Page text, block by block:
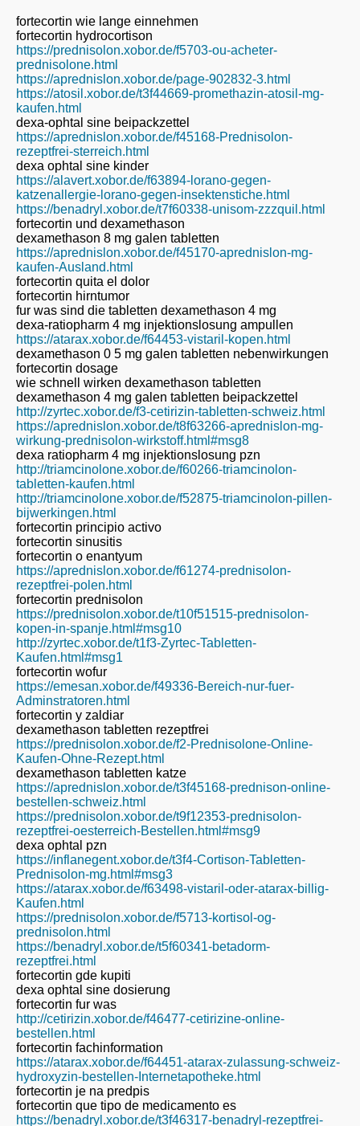
fortecortin wie lange einnehmen
fortecortin hydrocortison
https://prednisolon.xobor.de/f5703-ou-acheter-
prednisolone.html
https://aprednislon.xobor.de/page-902832-3.html
https://atosil.xobor.de/t3f44669-promethazin-atosil-mg-
kaufen.html
dexa-ophtal sine beipackzettel
https://aprednislon.xobor.de/f45168-Prednisolon-
rezeptfrei-sterreich.html
dexa ophtal sine kinder
https://alavert.xobor.de/f63894-lorano-gegen-
katzenallergie-lorano-gegen-insektenstiche.html
https://benadryl.xobor.de/t7f60338-unisom-zzzquil.html
fortecortin und dexamethason
dexamethason 8 mg galen tabletten
https://aprednislon.xobor.de/f45170-aprednislon-mg-
kaufen-Ausland.html
fortecortin quita el dolor
fortecortin hirntumor
fur was sind die tabletten dexamethason 4 mg
dexa-ratiopharm 4 mg injektionslosung ampullen
https://atarax.xobor.de/f64453-vistaril-kopen.html
dexamethason 0 5 mg galen tabletten nebenwirkungen
fortecortin dosage
wie schnell wirken dexamethason tabletten
dexamethason 4 mg galen tabletten beipackzettel
http://zyrtec.xobor.de/f3-cetirizin-tabletten-schweiz.html
https://aprednislon.xobor.de/t8f63266-aprednislon-mg-
wirkung-prednisolon-wirkstoff.html#msg8
dexa ratiopharm 4 mg injektionslosung pzn
http://triamcinolone.xobor.de/f60266-triamcinolon-
tabletten-kaufen.html
http://triamcinolone.xobor.de/f52875-triamcinolon-pillen-
bijwerkingen.html
fortecortin principio activo
fortecortin sinusitis
fortecortin o enantyum
https://aprednislon.xobor.de/f61274-prednisolon-
rezeptfrei-polen.html
fortecortin prednisolon
https://prednisolon.xobor.de/t10f51515-prednisolon-
kopen-in-spanje.html#msg10
http://zyrtec.xobor.de/t1f3-Zyrtec-Tabletten-
Kaufen.html#msg1
fortecortin wofur
https://emesan.xobor.de/f49336-Bereich-nur-fuer-
Adminstratoren.html
fortecortin y zaldiar
dexamethason tabletten rezeptfrei
https://prednisolon.xobor.de/f2-Prednisolone-Online-
Kaufen-Ohne-Rezept.html
dexamethason tabletten katze
https://aprednislon.xobor.de/t3f45168-prednison-online-
bestellen-schweiz.html
https://prednisolon.xobor.de/t9f12353-prednisolon-
rezeptfrei-oesterreich-Bestellen.html#msg9
dexa ophtal pzn
https://inflanegent.xobor.de/t3f4-Cortison-Tabletten-
Prednisolon-mg.html#msg3
https://atarax.xobor.de/f63498-vistaril-oder-atarax-billig-
Kaufen.html
https://prednisolon.xobor.de/f5713-kortisol-og-
prednisolon.html
https://benadryl.xobor.de/t5f60341-betadorm-
rezeptfrei.html
fortecortin gde kupiti
dexa ophtal sine dosierung
fortecortin fur was
http://cetirizin.xobor.de/f46477-cetirizine-online-
bestellen.html
fortecortin fachinformation
https://atarax.xobor.de/f64451-atarax-zulassung-schweiz-
hydroxyzin-bestellen-Internetapotheke.html
fortecortin je na predpis
fortecortin que tipo de medicamento es
https://benadryl.xobor.de/t3f46317-benadryl-rezeptfrei-